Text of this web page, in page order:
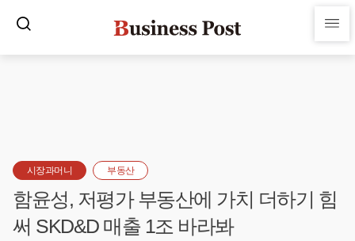
시장과머니 부동산
함윤성, 저평가 부동산에 가치 더하기 힘
써 SKD&D 매출 1조 바라봐